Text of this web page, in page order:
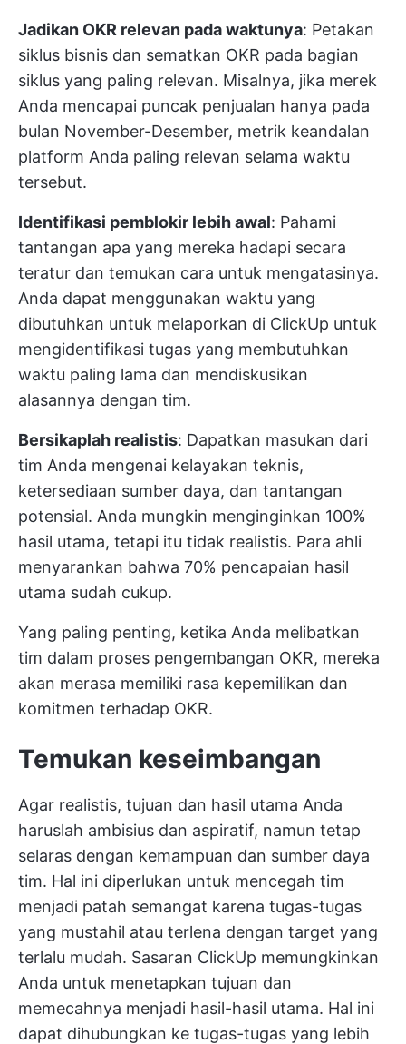
Jadikan OKR relevan pada waktunya: Petakan
siklus bisnis dan sematkan OKR pada bagian
siklus yang paling relevan. Misalnya, jika merek
Anda mencapai puncak penjualan hanya pada
bulan November-Desember, metrik keandalan
platform Anda paling relevan selama waktu
tersebut.
Identifikasi pemblokir lebih awal: Pahami
tantangan apa yang mereka hadapi secara
teratur dan temukan cara untuk mengatasinya.
Anda dapat menggunakan waktu yang
dibutuhkan untuk melaporkan di ClickUp untuk
mengidentifikasi tugas yang membutuhkan
waktu paling lama dan mendiskusikan
alasannya dengan tim.
Bersikaplah realistis: Dapatkan masukan dari
tim Anda mengenai kelayakan teknis,
ketersediaan sumber daya, dan tantangan
potensial. Anda mungkin menginginkan 100%
hasil utama, tetapi itu tidak realistis. Para ahli
menyarankan bahwa 70% pencapaian hasil
utama sudah cukup.
Yang paling penting, ketika Anda melibatkan
tim dalam proses pengembangan OKR, mereka
akan merasa memiliki rasa kepemilikan dan
komitmen terhadap OKR.
Temukan keseimbangan
Agar realistis, tujuan dan hasil utama Anda
haruslah ambisius dan aspiratif, namun tetap
selaras dengan kemampuan dan sumber daya
tim. Hal ini diperlukan untuk mencegah tim
menjadi patah semangat karena tugas-tugas
yang mustahil atau terlena dengan target yang
terlalu mudah. Sasaran ClickUp memungkinkan
Anda untuk menetapkan tujuan dan
memecahnya menjadi hasil-hasil utama. Hal ini
dapat dihubungkan ke tugas-tugas yang lebih